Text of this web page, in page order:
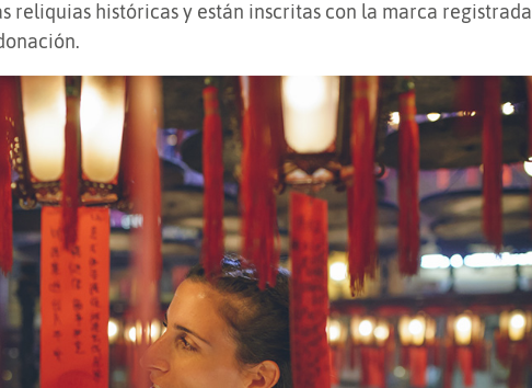
reliquias históricas y están inscritas con la marca registrada